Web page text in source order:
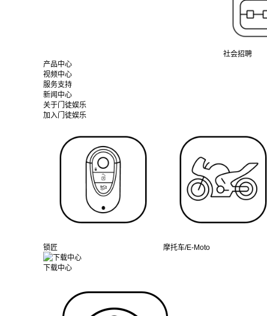
社会招聘
产品中心
视频中心
服务支持
新闻中心
关于门徒娱乐
加入门徒娱乐
锁匠 摩托车/E-Moto
下载中心